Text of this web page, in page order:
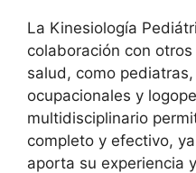
La Kinesiología
colaboración con
salud, como
ocupacionales y
multidisciplinario
completo y efectivo,
aporta su experiencia